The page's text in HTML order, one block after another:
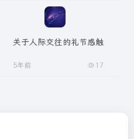
关于人际交往的礼节感触
5年前 17